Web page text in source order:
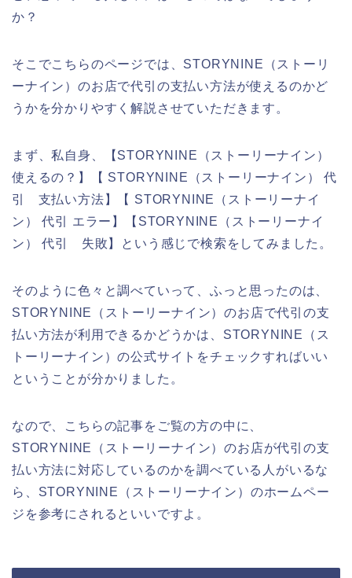
か？
そこでこちらのページでは、STORYNINE（ストーリ
ーナイン）のお店で代引の支払い方法が使えるのかど
うかを分かりやすく解説させていただきます。
まず、私自身、【STORYNINE（ストーリーナイン）
使えるの？】【 STORYNINE（ストーリーナイン） 代
引 支払い方法】【 STORYNINE（ストーリーナイ
ン） 代引 エラー】【STORYNINE（ストーリーナイ
ン） 代引 失敗】という感じで検索をしてみました。
そのように色々と調べていって、ふっと思ったのは、
STORYNINE（ストーリーナイン）のお店で代引の支
払い方法が利用できるかどうかは、STORYNINE（ス
トーリーナイン）の公式サイトをチェックすればいい
ということが分かりました。
なので、こちらの記事をご覧の方の中に、
STORYNINE（ストーリーナイン）のお店が代引の支
払い方法に対応しているのかを調べている人がいるな
ら、STORYNINE（ストーリーナイン）のホームペー
ジを参考にされるといいですよ。